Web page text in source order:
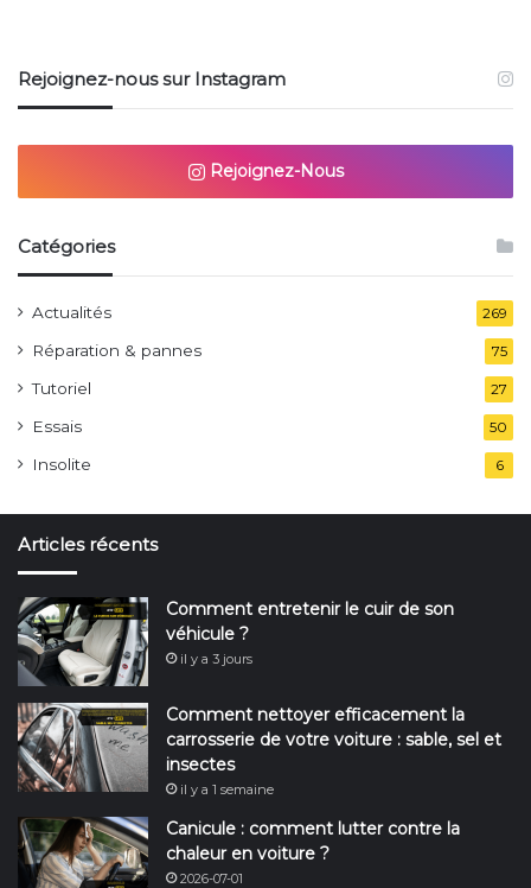
Rejoignez-nous sur Instagram
Rejoignez-Nous
Catégories
Actualités 269
Réparation & pannes 75
Tutoriel 27
Essais 50
Insolite 6
Articles récents
Comment entretenir le cuir de son
véhicule ?
il y a 3 jours
Comment nettoyer efficacement la
carrosserie de votre voiture : sable, sel et
insectes
il y a 1 semaine
Canicule : comment lutter contre la
chaleur en voiture ?
2026-07-01